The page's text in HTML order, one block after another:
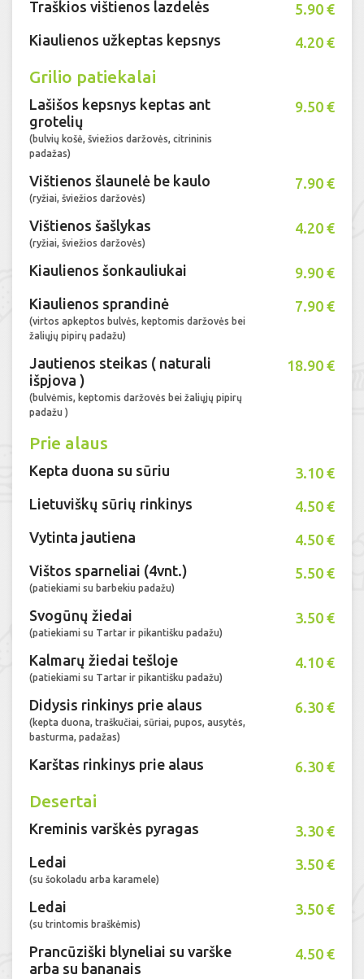
Traškios vištienos lazdelės
5.90 €
Kiaulienos užkeptas kepsnys
4.20 €
Grilio patiekalai
Lašišos kepsnys keptas ant
grotelių
(bulvių košė, šviežios daržovės, citrininis
padažas)
9.50 €
Vištienos šlaunelė be kaulo
(ryžiai, šviežios daržovės)
7.90 €
Vištienos šašlykas
(ryžiai, šviežios daržovės)
4.20 €
Kiaulienos šonkauliukai
9.90 €
Kiaulienos sprandinė
(virtos apkeptos bulvės, keptomis daržovės bei
žaliųjų pipirų padažu)
7.90 €
Jautienos steikas ( naturali
išpjova )
(bulvėmis, keptomis daržovės bei žaliųjų pipirų
padažu )
18.90 €
Prie alaus
Kepta duona su sūriu
3.10 €
Lietuviškų sūrių rinkinys
4.50 €
Vytinta jautiena
4.50 €
Vištos sparneliai (4vnt.)
(patiekiami su barbekiu padažu)
5.50 €
Svogūnų žiedai
(patiekiami su Tartar ir pikantišku padažu)
3.50 €
Kalmarų žiedai tešloje
(patiekiami su Tartar ir pikantišku padažu)
4.10 €
Didysis rinkinys prie alaus
(kepta duona, traškučiai, sūriai, pupos, ausytės,
basturma, padažas)
6.30 €
Karštas rinkinys prie alaus 6.30 €
Desertai
Kreminis varškės pyragas
3.30 €
Ledai
(su šokoladu arba karamele)
3.50 €
Ledai
(su trintomis braškėmis)
3.50 €
Prancūziški blyneliai su varške
arba su bananais
4.50 €